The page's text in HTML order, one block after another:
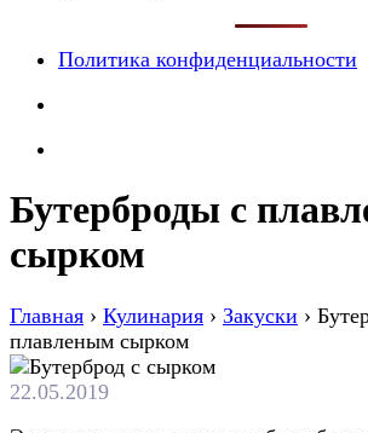
Политика конфиденциальности
Бутерброды с
сырком
Главная › Кулинария › Закуски ›
плавленым сырком
22.05.2019